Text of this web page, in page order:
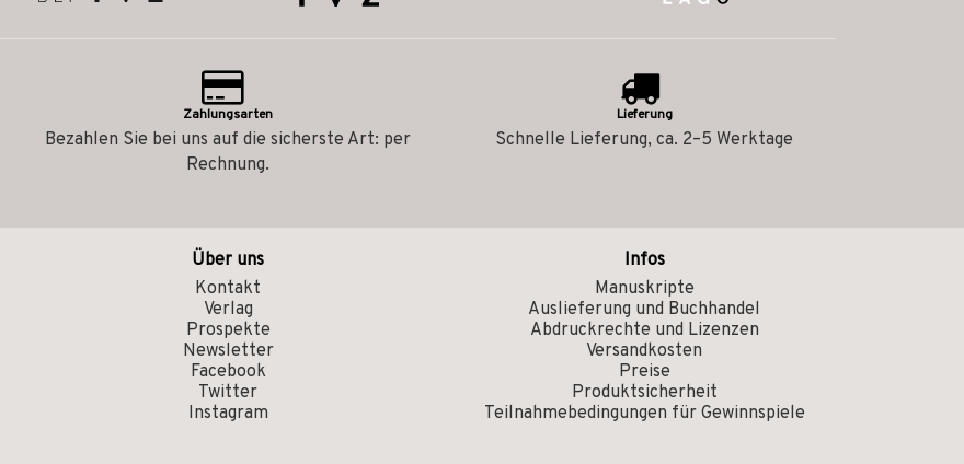
Zahlungsarten
Bezahlen Sie bei uns auf die sicherste Art: per
Rechnung.
Lieferung
Schnelle Lieferung, ca. 2–5 Werktage
Über uns
Kontakt
Verlag
Prospekte
Newsletter
Facebook
Twitter
Instagram
Infos
Manuskripte
Auslieferung und Buchhandel
Abdruckrechte und Lizenzen
Versandkosten
Preise
Produktsicherheit
Teilnahmebedingungen für Gewinnspiele